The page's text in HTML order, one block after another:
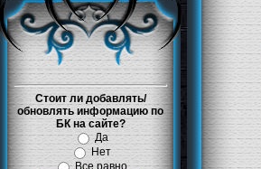
Стоит ли добавлять/
обновлять информацию по
БК на сайте?
Да
Нет
Все равно